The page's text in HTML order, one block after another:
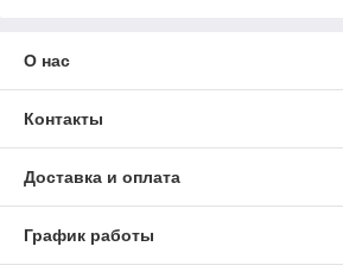
О нас
Контакты
Доставка и оплата
График работы